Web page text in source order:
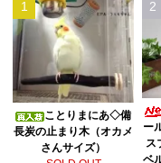
1
ことりまにあ◇備
長炭の止まり木（オカメ
さんサイズ）
2
ー
ス
ベ